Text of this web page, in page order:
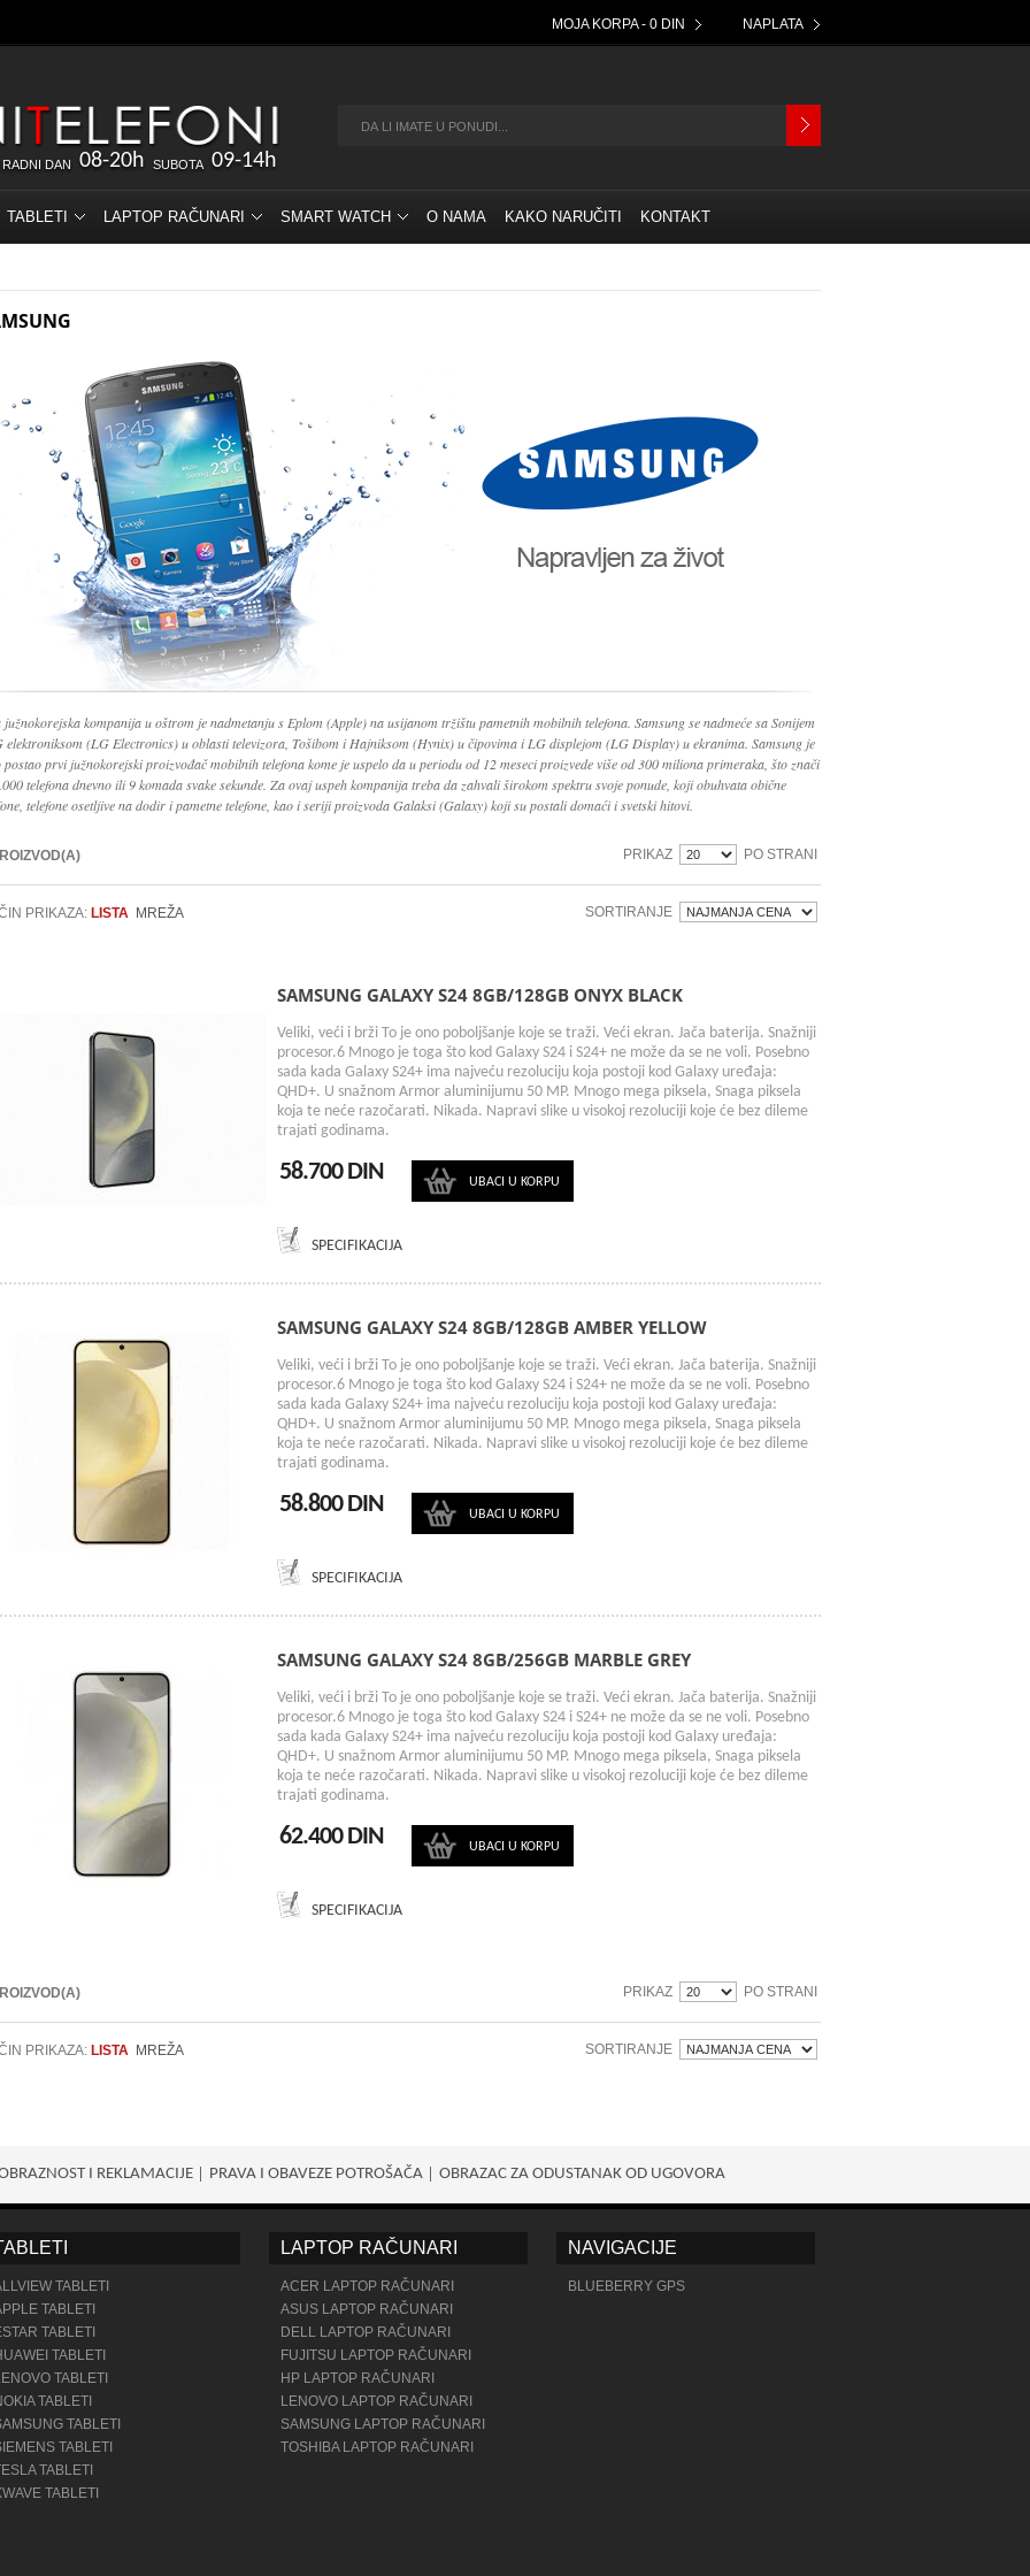
MOJA KORPA - 0 DIN NAPLATA
DAN 08-20h SUBOTA 09-14h
TABLETI LAPTOP RAČUNARI SMART WATCH O NAMA KAKO NARUČITI KONTAKT
južnokorejska kompanija u oštrom je nadmetanju s Eplom (Apple) na usijanom tržištu pametnih mobilnih telefona. Samsung se nadmeće sa Sonijem
elektroniksom (LG Electronics) u oblasti televizora, Tošibom i Hajniksom (Hynix) u čipovima i LG displejom (LG Display) u ekranima. Samsung je
postao prvi južnokorejski proizvođač mobilnih telefona kome je uspelo da u periodu od 12 meseci proizvede više od 300 miliona primeraka, što znači
telefona dnevno ili 9 komada svake sekunde. Za ovaj uspeh kompanija treba da zahvali širokom spektru svoje ponude, koji obuhvata obične
telefone osetljive na dodir i pametne telefone, kao i seriji proizvoda Galaksi (Galaxy) koji su postali domaći i svetski hitovi.
PRIKAZ PO STRANI
PRIKAZA: LISTA MREŽA SORTIRANJE
SAMSUNG GALAXY S24 8GB/128GB ONYX BLACK
Veliki, veći i brži To je ono poboljšanje koje se traži. Veći ekran. Jača baterija. Snažniji
procesor.6 Mnogo je toga što kod Galaxy S24 i S24+ ne može da se ne voli. Posebno
sada kada Galaxy S24+ ima najveću rezoluciju koja postoji kod Galaxy uređaja:
QHD+. U snažnom Armor aluminijumu 50 MP. Mnogo mega piksela, Snaga piksela
koja te neće razočarati. Nikada. Napravi slike u visokoj rezoluciji koje će bez dileme
trajati godinama.
58.700 DIN UBACI U KORPU
SPECIFIKACIJA
SAMSUNG GALAXY S24 8GB/128GB AMBER YELLOW
Veliki, veći i brži To je ono poboljšanje koje se traži. Veći ekran. Jača baterija. Snažniji
procesor.6 Mnogo je toga što kod Galaxy S24 i S24+ ne može da se ne voli. Posebno
sada kada Galaxy S24+ ima najveću rezoluciju koja postoji kod Galaxy uređaja:
QHD+. U snažnom Armor aluminijumu 50 MP. Mnogo mega piksela, Snaga piksela
koja te neće razočarati. Nikada. Napravi slike u visokoj rezoluciji koje će bez dileme
trajati godinama.
58.800 DIN UBACI U KORPU
SPECIFIKACIJA
SAMSUNG GALAXY S24 8GB/256GB MARBLE GREY
Veliki, veći i brži To je ono poboljšanje koje se traži. Veći ekran. Jača baterija. Snažniji
procesor.6 Mnogo je toga što kod Galaxy S24 i S24+ ne može da se ne voli. Posebno
sada kada Galaxy S24+ ima najveću rezoluciju koja postoji kod Galaxy uređaja:
QHD+. U snažnom Armor aluminijumu 50 MP. Mnogo mega piksela, Snaga piksela
koja te neće razočarati. Nikada. Napravi slike u visokoj rezoluciji koje će bez dileme
trajati godinama.
62.400 DIN UBACI U KORPU
SPECIFIKACIJA
PRIKAZ PO STRANI
PRIKAZA: LISTA MREŽA SORTIRANJE
I REKLAMACIJE PRAVA I OBAVEZE POTROŠАČA OBRAZAC ZA ODUSTANAK OD UGOVORA
TABLETI
TABLETI
TABLETI
TABLETI
TABLETI
TABLETI
TABLETI
TABLETI
TABLETI
TABLETI
LAPTOP RAČUNARI
ACER LAPTOP RAČUNARI
ASUS LAPTOP RAČUNARI
DELL LAPTOP RAČUNARI
FUJITSU LAPTOP RAČUNARI
HP LAPTOP RAČUNARI
LENOVO LAPTOP RAČUNARI
SAMSUNG LAPTOP RAČUNARI
TOSHIBA LAPTOP RAČUNARI
NAVIGACIJE
BLUEBERRY GPS